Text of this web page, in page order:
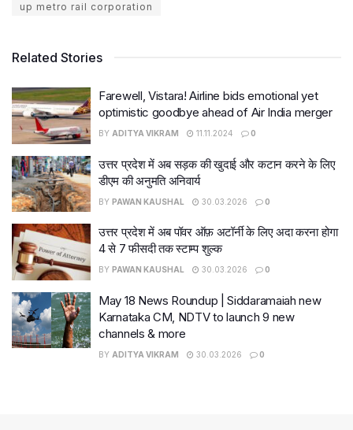
up metro rail corporation
Related Stories
Farewell, Vistara! Airline bids emotional yet
optimistic goodbye ahead of Air India merger
BY ADITYA VIKRAM 11.11.2024 0
उत्तर प्रदेश में अब सड़क की खुदाई और कटान करने के लिए
डीएम की अनुमति अनिवार्य
BY PAWAN KAUSHAL 30.03.2026 0
उत्तर प्रदेश में अब पॉवर ऑफ़ अटॉर्नी के लिए अदा करना होगा
4 से 7 फीसदी तक स्टाम्प शुल्क
BY PAWAN KAUSHAL 30.03.2026 0
May 18 News Roundup | Siddaramaiah new
Karnataka CM, NDTV to launch 9 new
channels & more
BY ADITYA VIKRAM 30.03.2026 0